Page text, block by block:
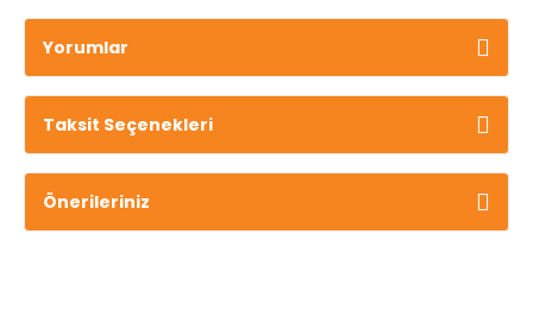
Yorumlar
Taksit Seçenekleri
Önerileriniz